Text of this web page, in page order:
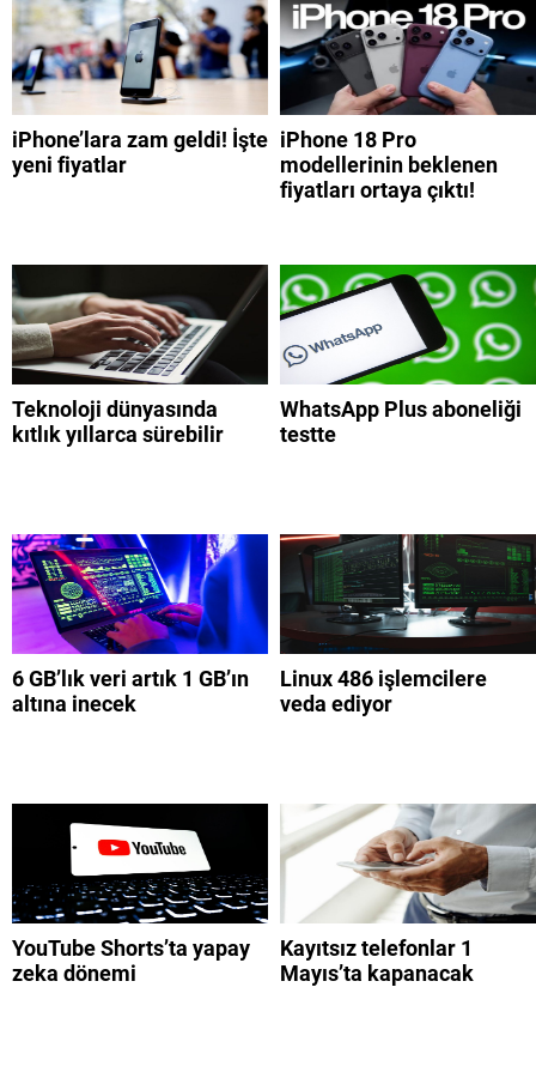
iPhone’lara zam geldi! İşte
yeni fiyatlar
iPhone 18 Pro
modellerinin beklenen
fiyatları ortaya çıktı!
Teknoloji dünyasında
kıtlık yıllarca sürebilir
WhatsApp Plus aboneliği
testte
6 GB’lık veri artık 1 GB’ın
altına inecek
Linux 486 işlemcilere
veda ediyor
YouTube Shorts’ta yapay
zeka dönemi
Kayıtsız telefonlar 1
Mayıs’ta kapanacak